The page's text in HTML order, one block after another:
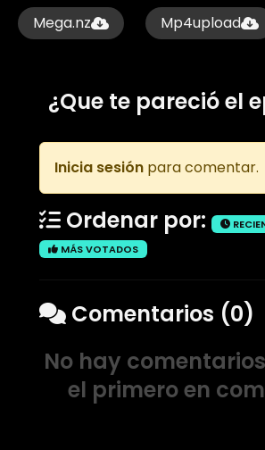
Mega.nz Mp4upload
¿Que te pareció el
Inicia sesión para comentar.
Ordenar por:
MÁS VOTADOS
Comentarios (0)
No hay
el primero en